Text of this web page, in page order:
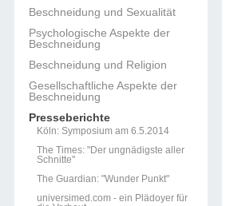
Beschneidung und Sexualität
Psychologische Aspekte der
Beschneidung
Beschneidung und Religion
Gesellschaftliche Aspekte der
Beschneidung
Presseberichte
Köln: Symposium am 6.5.2014
The Times: "Der ungnädigste aller
Schnitte"
The Guardian: "Wunder Punkt"
universimed.com - ein Plädoyer für